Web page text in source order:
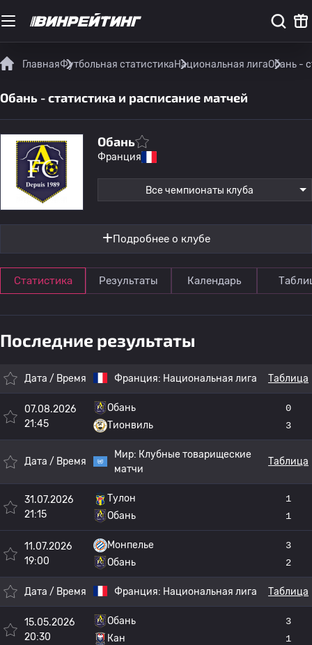
ГлавнаяФутбольная статистикаНациональная лигаОбань -
Обань - статистика и расписание матчей
Обань
Франция
Все чемпионаты клуба
Подробнее о клубе
Статистика Результаты Календарь
Последние результаты
Дата / Время Франция: Национальная лига Таблица
07.08.2026
21:45
Обань
Тионвиль
0
3
Дата / Время
Мир: Клубные товарищеские
матчи
Таблица
31.07.2026
21:15
Тулон
Обань
1
1
11.07.2026
19:00
Монпелье
Обань
3
2
Дата / Время Франция: Национальная лига Таблица
15.05.2026
20:30
Обань
Кан
3
1